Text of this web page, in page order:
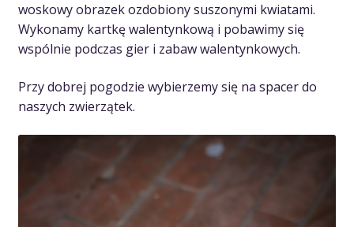
woskowy obrazek ozdobiony suszonymi kwiatami.
Wykonamy kartkę walentynkową i pobawimy się
wspólnie podczas gier i zabaw walentynkowych.
Przy dobrej pogodzie wybierzemy się na spacer do
naszych zwierzątek.